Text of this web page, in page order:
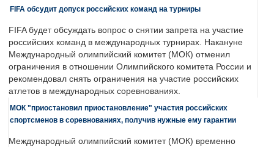
FIFA обсудит допуск российских команд на турниры
FIFA будет обсуждать вопрос о снятии запрета на участие
российских команд в международных турнирах. Накануне
Международный олимпийский комитет (МОК) отменил
ограничения в отношении Олимпийского комитета России и
рекомендовал снять ограничения на участие российских
атлетов в международных соревнованиях.
МОК "приостановил приостановление" участия российских
спортсменов в соревнованиях, получив нужные ему гарантии
Международный олимпийский комитет (МОК) временно